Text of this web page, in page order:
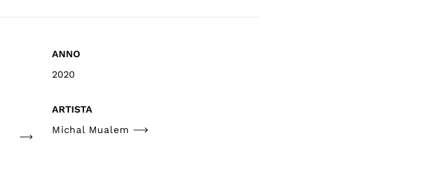
ANNO
2020
ARTISTA
Michal Mualem